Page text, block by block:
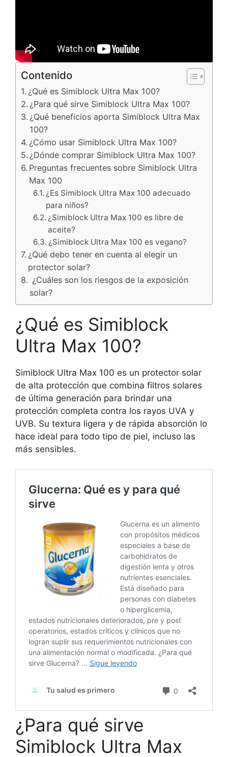
Contenido
¿Qué es Simiblock Ultra Max 100?
¿Para qué sirve Simiblock Ultra Max 100?
¿Qué beneficios aporta Simiblock Ultra Max
100?
¿Cómo usar Simiblock Ultra Max 100?
¿Dónde comprar Simiblock Ultra Max 100?
Preguntas frecuentes sobre Simiblock Ultra
Max 100
¿Es Simiblock Ultra Max 100 adecuado
para niños?
¿Simiblock Ultra Max 100 es libre de
aceite?
¿Simiblock Ultra Max 100 es vegano?
¿Qué debo tener en cuenta al elegir un
protector solar?
¿Cuáles son los riesgos de la exposición
solar?
¿Qué es Simiblock
Ultra Max 100?
Simiblock Ultra Max 100 es un protector solar
de alta protección que combina filtros solares
de última generación para brindar una
protección completa contra los rayos UVA y
UVB. Su textura ligera y de rápida absorción lo
hace ideal para todo tipo de piel, incluso las
más sensibles.
¿Para qué sirve
Simiblock Ultra Max